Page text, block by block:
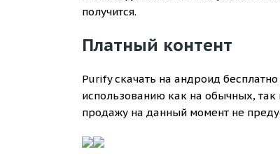
получится.
Платный контент
Purify скачать на андроид
использованию как на обычных,
продажу на данный момент не